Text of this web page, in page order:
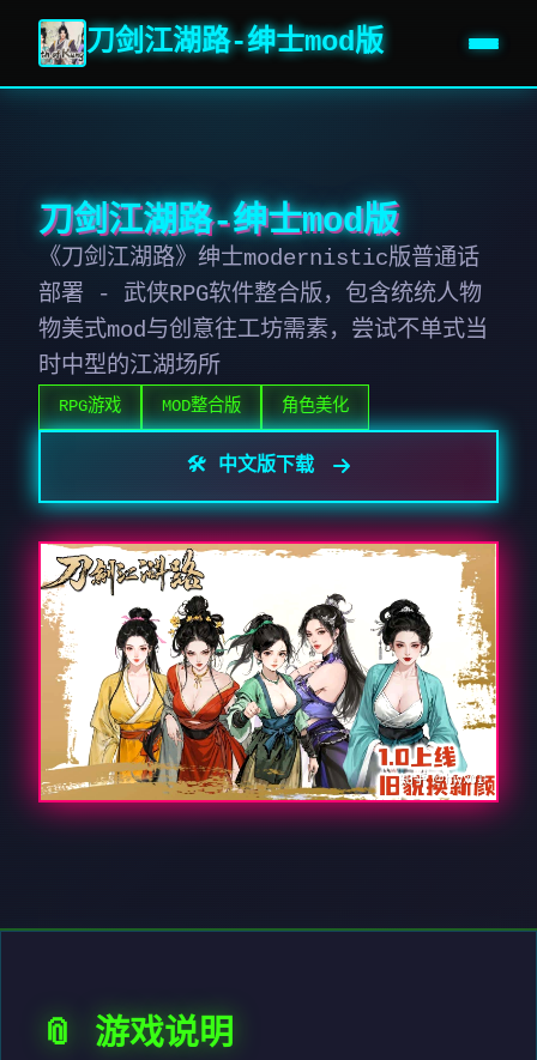
刀剑江湖路-绅士mod版
刀剑江湖路-绅士mod版
《刀剑江湖路》绅士modernistic版普通话
部署 - 武侠RPG软件整合版，包含统统人物
物美式mod与创意往工坊需素，尝试不单式当
时中型的江湖场所
RPG游戏 MOD整合版 角色美化
🛠️ 中文版下载
📎 游戏说明